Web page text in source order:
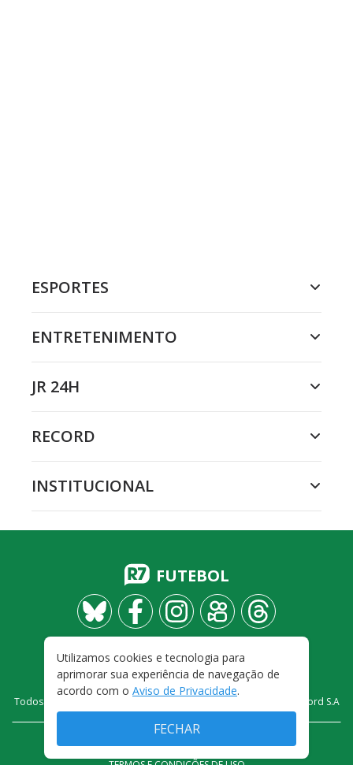
ESPORTES
ENTRETENIMENTO
JR 24H
RECORD
INSTITUCIONAL
FUTEBOL
Todos os direitos reservados - 2009- - Rádio e Televisão Record S.A
CARREIRA FALE CONOSCO
PRIVACIDADE
Utilizamos cookies e tecnologia para
aprimorar sua experiência de navegação de
acordo com o Aviso de Privacidade.
FECHAR